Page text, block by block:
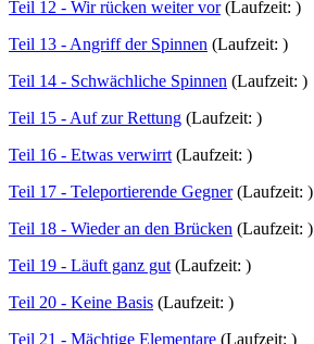
Teil 12 - Wir rücken weiter vor(Laufzeit: )
Teil 13 - Angriff der Spinnen (Laufzeit: )
Teil 14 - Schwächliche Spinnen (Laufzeit: )
Teil 15 - Auf zur Rettung (Laufzeit: )
Teil 16 - Etwas verwirrt (Laufzeit: )
Teil 17 - Teleportierende Gegner(Laufzeit: )
Teil 18 - Wieder an den Brücken (Laufzeit: )
Teil 19 - Läuft ganz gut (Laufzeit: )
Teil 20 - Keine Basis (Laufzeit: )
Teil 21 - Mächtige Elementare (Laufzeit: )